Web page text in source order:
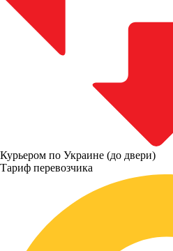
Курьером по Украине (до двери)
Тариф перевозчика